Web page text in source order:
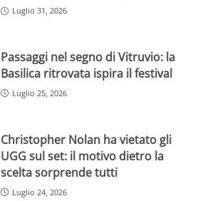
Luglio 31, 2026
Passaggi nel segno di Vitruvio: la
Basilica ritrovata ispira il festival
Luglio 25, 2026
Christopher Nolan ha vietato gli
UGG sul set: il motivo dietro la
scelta sorprende tutti
Luglio 24, 2026